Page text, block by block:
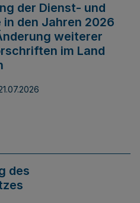
der Dienst- und
den Jahren 2026
weiterer
im Land
des